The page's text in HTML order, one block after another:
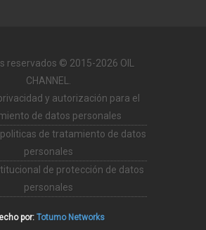
reservados © 2015-2026 OIL
CHANNEL.
y autorización para el
de datos personales
de tratamiento de datos
personales
de protección de datos
personales
por: Totumo Networks